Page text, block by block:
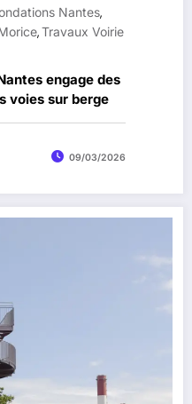
Nantes,
,Travaux Voirie
engage des
voies sur berge
09/03/2026